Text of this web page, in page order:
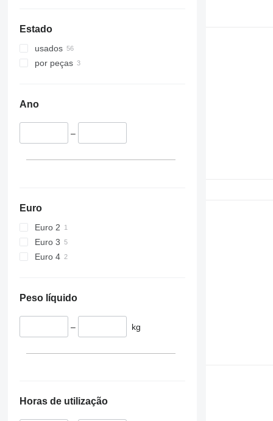
C-series
D series
E-series
ZX890
Estado
usados
por peças
Ano
–
Euro
Euro 2
Euro 3
Euro 4
Peso líquido
– kg
Horas de utilização